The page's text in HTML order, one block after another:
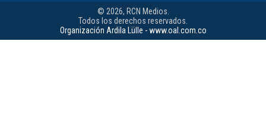
© 2026, RCN Medios.
Todos los derechos reservados.
Organización Ardila Lülle - www.oal.com.co